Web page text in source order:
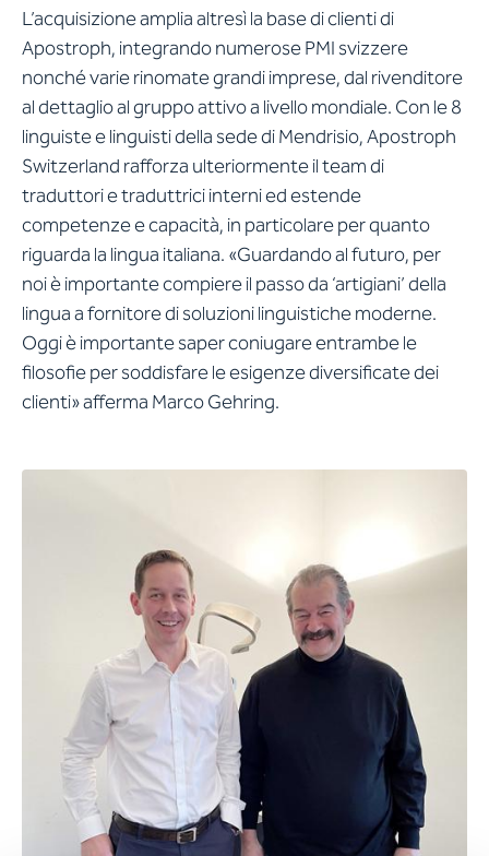
L’acquisizione amplia altresì la base di clienti di
Apostroph, integrando numerose PMI svizzere
nonché varie rinomate grandi imprese, dal rivenditore
al dettaglio al gruppo attivo a livello mondiale. Con le 8
linguiste e linguisti della sede di Mendrisio, Apostroph
Switzerland rafforza ulteriormente il team di
traduttori e traduttrici interni ed estende
competenze e capacità, in particolare per quanto
riguarda la lingua italiana. «Guardando al futuro, per
noi è importante compiere il passo da ‘artigiani’ della
lingua a fornitore di soluzioni linguistiche moderne.
Oggi è importante saper coniugare entrambe le
filosofie per soddisfare le esigenze diversificate dei
clienti» afferma Marco Gehring.